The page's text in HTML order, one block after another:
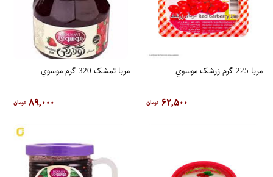
مربا 225 گرم زرشک موسوي
۶۲,۵۰۰
مربا تمشک 320 گرم موسوي
۸۹,۰۰۰